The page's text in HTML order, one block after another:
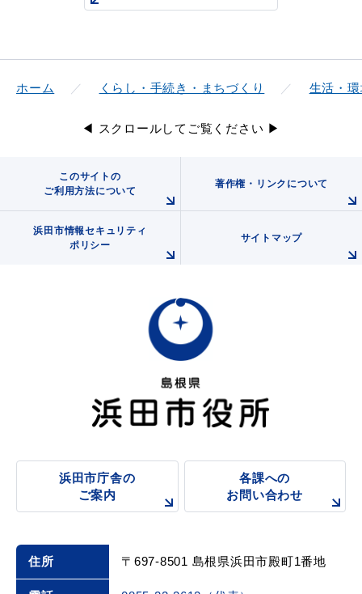
ホーム くらし・手続き・まちづくり 生活・
◀ スクロールしてご覧ください ▶
このサイトの
ご利用方法について
著作権・リンクについて
浜田市情報セキュリティ
ポリシー
サイトマップ
浜田市庁舎の
ご案内
各課への
お問い合わせ
住所 〒697-8501 島根県浜田市殿町1番地